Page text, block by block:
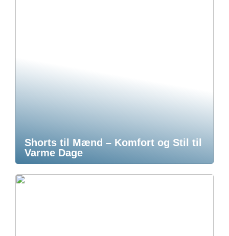
Shorts til Mænd – Komfort og Stil til
Varme Dage